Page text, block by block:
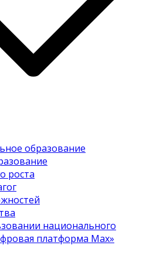
образование
роста
национального
платформа Мах»